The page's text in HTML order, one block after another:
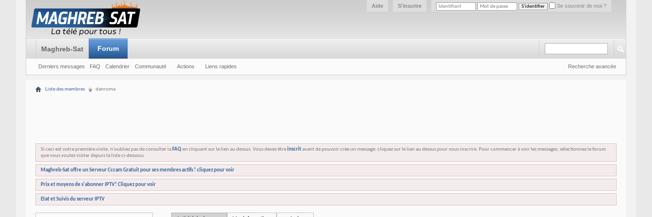
Se souvenir de moi ?
S'inscrire
Aide
Maghreb-Sat Forum
Derniers messages FAQ Calendrier Communauté Actions Liens rapides Recherche avancée
Liste des membres danroma
Si ceci est votre première visite, n'oubliez pas de consulter la FAQen cliquant sur le lien au dessus. Vous devez êtreinscritavant de pouvoir crée un message: cliquez sur le lien au dessus pour vous inscrire. Pour commencer à voir les messages, sélectionnez le forum
que vous voulez visiter depuis la liste ci-dessous.
Maghreb-Sat offre un Serveur Cccam Gratuit pour ses membres actifs ! cliquez pour voir
Prix et moyens de s'abonner IPTV! Cliquez pour voir
Etat et Suivis du serveur IPTV